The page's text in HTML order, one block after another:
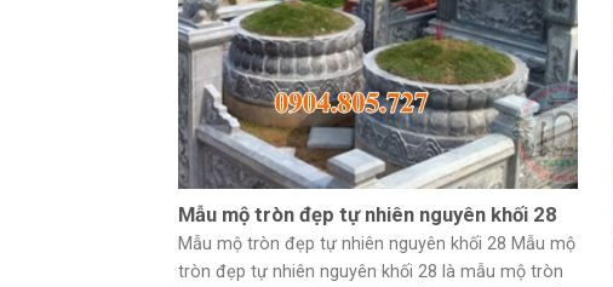
Mẫu mộ tròn đẹp tự nhiên nguyên khối 28
Mẫu mộ tròn đẹp tự nhiên nguyên khối 28 Mẫu mộ
tròn đẹp tự nhiên nguyên khối 28 là mẫu mộ tròn